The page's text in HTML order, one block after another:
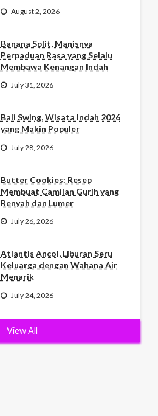
August 2, 2026
Banana Split, Manisnya
Perpaduan Rasa yang Selalu
Membawa Kenangan Indah
July 31, 2026
Bali Swing, Wisata Indah 2026
yang Makin Populer
July 28, 2026
Butter Cookies: Resep
Membuat Camilan Gurih yang
Renyah dan Lumer
July 26, 2026
Atlantis Ancol, Liburan Seru
Keluarga dengan Wahana Air
Menarik
July 24, 2026
View All